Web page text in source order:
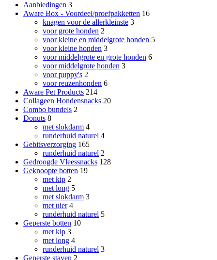
Aanbiedingen 3
Aware Box - Voordeel/proefpakketten 16
knagen voor de allerkleinste 3
voor grote honden 2
voor kleine en middelgrote honden 5
voor kleine honden 3
voor middelgrote en grote honden 6
voor middelgrote honden 3
voor puppy's 2
voor reuzenhonden 6
Aware Pet Products 214
Collageen Hondensnacks 20
Combo bundels 2
Donuts 8
met slokdarm 4
runderhuid naturel 4
Gebitsverzorging 165
runderhuid naturel 2
Gedroogde Vleessnacks 128
Geknoopte botten 19
met kip 2
met long 5
met slokdarm 3
met uier 4
runderhuid naturel 5
Geperste botten 10
met kip 3
met long 4
runderhuid naturel 3
Geperste staven 2